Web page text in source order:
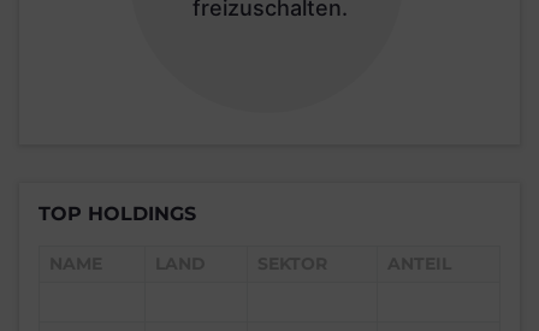
freizuschalten.
TOP HOLDINGS